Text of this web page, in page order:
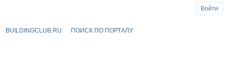
BUILDINGCLUB.RU ПОИСК ПО ПОРТАЛУ
Войти